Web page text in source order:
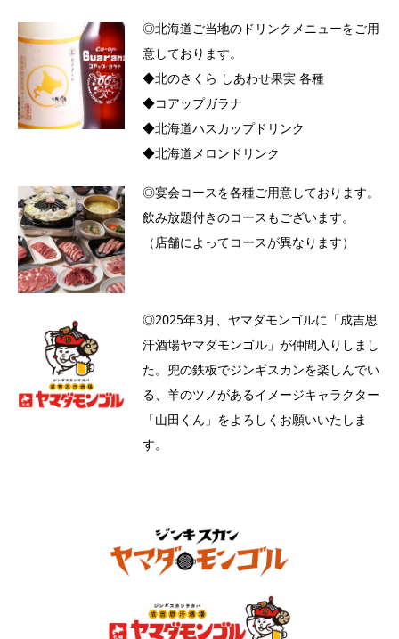
◎北海道ご当地のドリンクメニューをご用
意しております。
◆北のさくら しあわせ果実 各種
◆コアップガラナ
◆北海道ハスカップドリンク
◆北海道メロンドリンク
◎宴会コースを各種ご用意しております。
飲み放題付きのコースもございます。
（店舗によってコースが異なります）
◎2025年3月、ヤマダモンゴルに「成吉思
汗酒場ヤマダモンゴル」が仲間入りしまし
た。兜の鉄板でジンギスカンを楽しんでい
る、羊のツノがあるイメージキャラクター
「山田くん」をよろしくお願いいたしま
す。